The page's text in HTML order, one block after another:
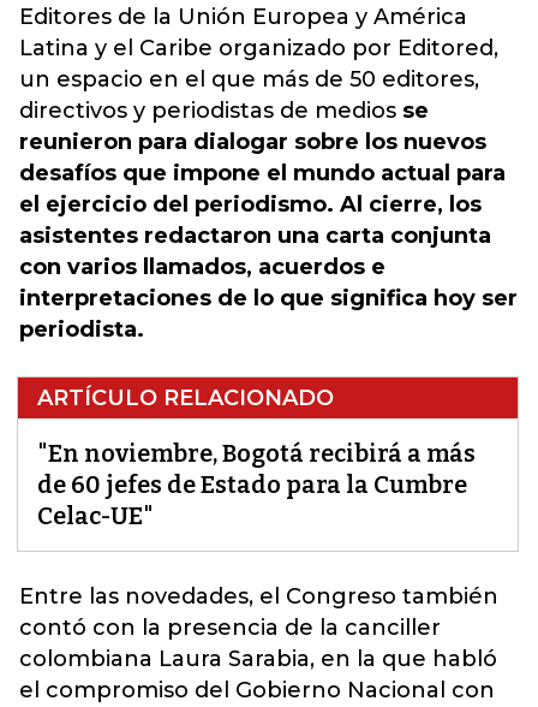
Editores de la Unión Europea y América
Latina y el Caribe organizado por Editored,
un espacio en el que más de 50 editores,
directivos y periodistas de medios se
reunieron para dialogar sobre los nuevos
desafíos que impone el mundo actual para
el ejercicio del periodismo. Al cierre, los
asistentes redactaron una carta conjunta
con varios llamados, acuerdos e
interpretaciones de lo que significa hoy ser
periodista.
ARTÍCULO RELACIONADO
"En noviembre, Bogotá recibirá a más
de 60 jefes de Estado para la Cumbre
Celac-UE"
Entre las novedades, el Congreso también
contó con la presencia de la canciller
colombiana Laura Sarabia, en la que habló
el compromiso del Gobierno Nacional con